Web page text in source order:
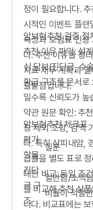
정이 필요합니다.
시적인 이벤트 플랜
속성과 보험료 인상
다. 추천 이유를 정
치료·재무 계획과
출발점입니다.
암보험추천 검증 절
추천 이유 파악: 설
심 담보(진단금, 수
환급 구조를 문서로
일수록 신뢰도가 높
약관 원문 확인: 추
장 제외 조항, 감액
다. 특히 상피내암,
급률을 별도 표로
대안 비교: 동일 조
을 비교해 추천 상
니다. 비교표에는
암보험추천 체크표
평가
항목
질문
진단
금 구
조
일반암/소액
비율이 적절